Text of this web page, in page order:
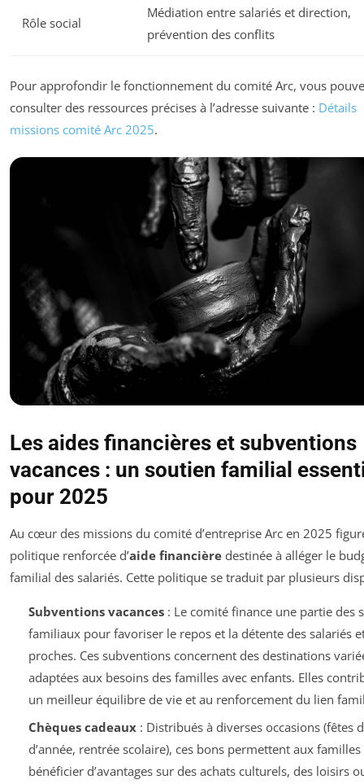
Rôle social
Médiation entre salariés et direction,
prévention des conflits
Pour approfondir le fonctionnement du comité Arc, vous
consulter des ressources précises à l’adresse suivante : Détails
missions comité Arc 2025.
Les aides financières et subventions
vacances : un soutien familial
pour 2025
Au cœur des missions du comité d’entreprise Arc en 2025
politique renforcée d’aide financière destinée à alléger le
familial des salariés. Cette politique se traduit par plusieurs
Subventions vacances: Le comité finance une partie des
familiaux pour favoriser le repos et la détente des salariés
proches. Ces subventions concernent des destinations
adaptées aux besoins des familles avec enfants. Elles
un meilleur équilibre de vie et au renforcement du lien
Chèques cadeaux: Distribués à diverses occasions (fêtes
d’année, rentrée scolaire), ces bons permettent aux familles
bénéficier d’avantages sur des achats culturels, des loisirs